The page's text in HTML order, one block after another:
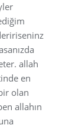
allah
en
olan
allahın